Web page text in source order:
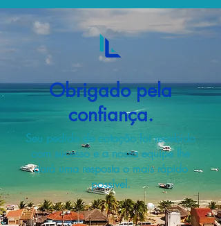
Obrigado pela
confiança.
Seu pedido de cotação foi recebido
com sucesso e a nossa equipe lhe
dará uma resposta o mais rápido
possível.